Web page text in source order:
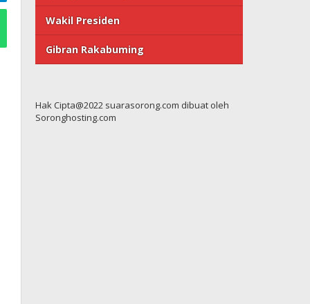
Wakil Presiden
Gibran Rakabuming
Hak Cipta@2022 suarasorong.com dibuat oleh
Soronghosting.com